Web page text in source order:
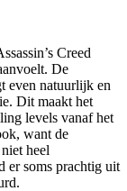
Creed
De
even natuurlijk en
Dit maakt het
levels vanaf het
want de
heel
er soms prachtig uit